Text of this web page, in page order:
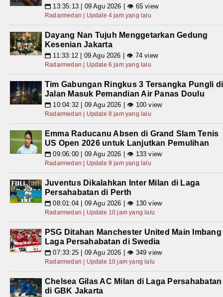
📅 13:35:13 | 09 Agu 2026 | 👁 65 view
Radarmedan | Update 4 jam yang lalu
Dayang Nan Tujuh Menggetarkan Gedung
Kesenian Jakarta
📅 11:33:12 | 09 Agu 2026 | 👁 74 view
Radarmedan | Update 6 jam yang lalu
Tim Gabungan Ringkus 3 Tersangka Pungli di
Jalan Masuk Pemandian Air Panas Doulu
📅 10:04:32 | 09 Agu 2026 | 👁 100 view
Radarmedan | Update 8 jam yang lalu
Emma Raducanu Absen di Grand Slam Tenis
US Open 2026 untuk Lanjutkan Pemulihan
📅 09:06:00 | 09 Agu 2026 | 👁 133 view
Radarmedan | Update 9 jam yang lalu
Juventus Dikalahkan Inter Milan di Laga
Persahabatan di Perth
📅 08:01:04 | 09 Agu 2026 | 👁 130 view
Radarmedan | Update 10 jam yang lalu
PSG Ditahan Manchester United Main Imbang
Laga Persahabatan di Swedia
📅 07:33:25 | 09 Agu 2026 | 👁 349 view
Radarmedan | Update 10 jam yang lalu
Chelsea Gilas AC Milan di Laga Persahabatan
di GBK Jakarta